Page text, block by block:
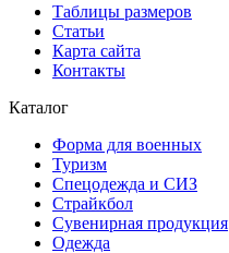
Таблицы размеров
Статьи
Карта сайта
Контакты
Каталог
Форма для военных
Туризм
Спецодежда и СИЗ
Страйкбол
Сувенирная продукция
Одежда